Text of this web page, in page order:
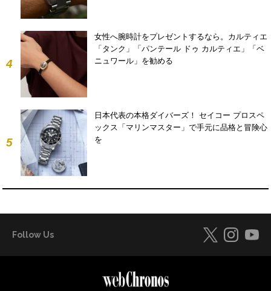
4
女性へ腕時計をプレゼントするなら。カルティエ
「タンク」「パンテール ドゥ カルティエ」「ベ
ニュワール」を勧める
5
日本代表の本格ダイバーズ！ セイコー プロスペ
ックス「マリンマスター」で手元に品格と冒険心
を
Follow Us